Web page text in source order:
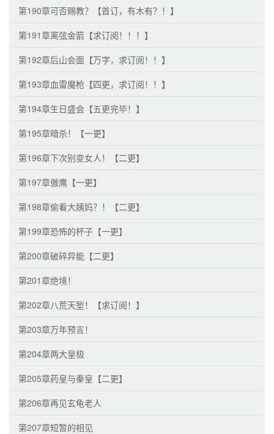
第190章可否赐教？【首订，有木有？！】
第191章离弦金箭【求订阅！！！】
第192章后山会面【万字，求订阅！！】
第193章血雷魔枪【四更，求订阅！！】
第194章生日盛会【五更完毕！】
第195章暗杀！【一更】
第196章下次别变女人！【二更】
第197章傲鹰【一更】
第198章偷看大姨妈？！【二更】
第199章恐怖的杯子【一更】
第200章破碎异能【二更】
第201章绝境！
第202章八荒天堑！【求订阅！】
第203章万年预言！
第204章两大皇极
第205章药皇与秦皇【二更】
第206章再见玄龟老人
第207章短暂的相见